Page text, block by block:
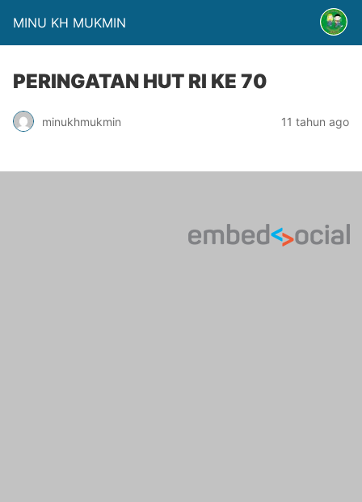
MINU KH MUKMIN
PERINGATAN HUT RI KE 70
minukhmukmin 11 tahun ago